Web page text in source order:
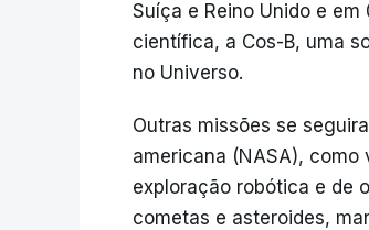
Suíça e Reino Unido e
científica, a Cos-B, uma
no Universo.
Outras missões se
americana (NASA), como
exploração robótica e de
cometas e asteroides,